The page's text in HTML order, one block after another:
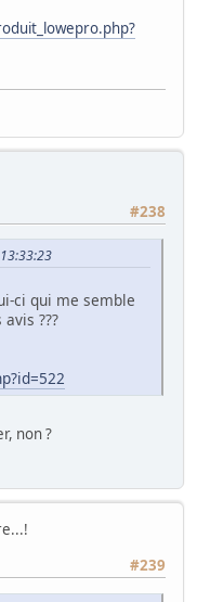
#238
ci qui me semble
???
non ?
#239